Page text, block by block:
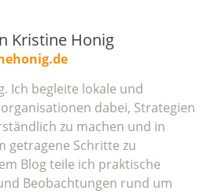
Kristine Honig
Ich begleite lokale und
dabei, Strategien
zu machen und in
getragene Schritte zu
Blog teile ich praktische
Beobachtungen rund um